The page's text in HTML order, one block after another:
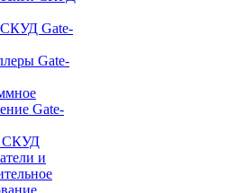
Gate-
Gate-
Gate-
СКУД
и